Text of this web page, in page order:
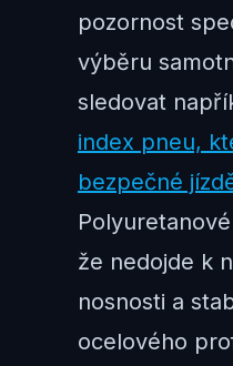
pozornost
výběru
sledovat
index pneu,
bezpečné
že nedojde k
nosnosti a
ocelového